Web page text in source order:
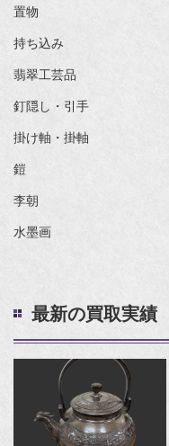
置物
持ち込み
翡翠工芸品
釘隠し・引手
掛け軸・掛軸
鎧
李朝
水墨画
最新の買取実績